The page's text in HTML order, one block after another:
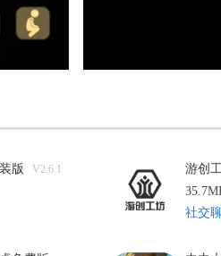
版 V2.6.1 游创
社交